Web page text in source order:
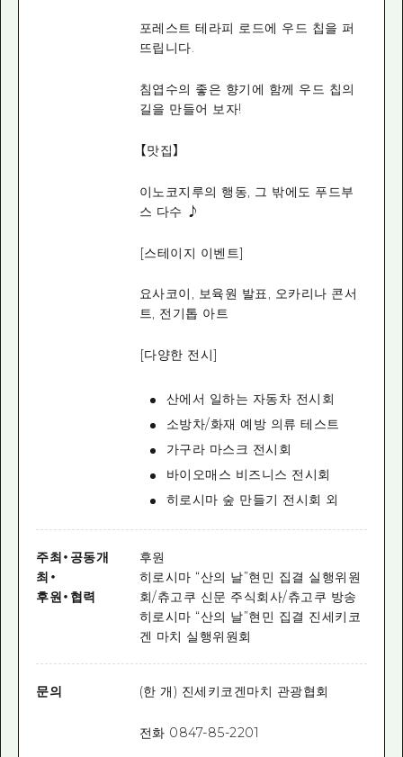
포레스트 테라피 로드에 우드 칩을 퍼
뜨립니다.
침엽수의 좋은 향기에 함께 우드 칩의
길을 만들어 보자!
【맛집】
이노코지루의 행동, 그 밖에도 푸드부
스 다수 ♪
[스테이지 이벤트]
요사코이, 보육원 발표, 오카리나 콘서
트, 전기톱 아트
[다양한 전시]
산에서 일하는 자동차 전시회
소방차/화재 예방 의류 테스트
가구라 마스크 전시회
바이오매스 비즈니스 전시회
히로시마 숲 만들기 전시회 외
주최 ・ 공동개
최 ・
후원・ 협력
후원
히로시마 “산의 날”현민 집결 실행위원
회/츄고쿠 신문 주식회사/츄고쿠 방송
히로시마 “산의 날”현민 집결 진세키코
겐 마치 실행위원회
문의 (한 개) 진세키코겐마치 관광협회
전화 0847-85-2201